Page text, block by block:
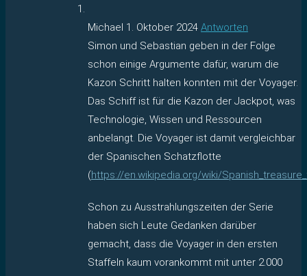
Michael 1. Oktober 2024 Antworten
Simon und Sebastian geben in der Folge
schon einige Argumente dafür, warum die
Kazon Schritt halten konnten mit der Voyager.
Das Schiff ist für die Kazon der Jackpot, was
Technologie, Wissen und Ressourcen
anbelangt. Die Voyager ist damit vergleichbar
der Spanischen Schatzflotte
(https://en.wikipedia.org/wiki/
Schon zu Ausstrahlungszeiten der Serie
haben sich Leute Gedanken darüber
gemacht, dass die Voyager in den ersten
Staffeln kaum vorankommt mit unter 2.000